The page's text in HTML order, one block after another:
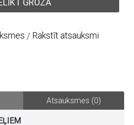
/ Rakstīt atsauksmi
Atsauksmes (0)